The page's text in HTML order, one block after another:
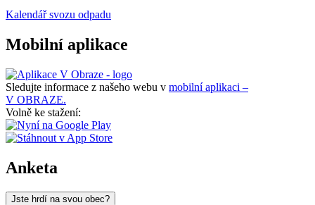
Kalendář svozu odpadu
Mobilní aplikace
Sledujte informace z našeho webu v mobilní aplikaci –
V OBRAZE.
Volně ke stažení:
Anketa
Jste hrdí na svou obec?